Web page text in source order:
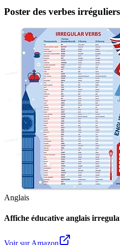
Poster des verbes
Anglais
Affiche éducative anglais
Voir sur Amazon